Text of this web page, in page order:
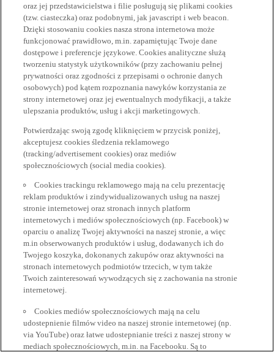
oraz jej przedstawicielstwa i filie posługują się plikami cookies
(tzw. ciasteczka) oraz podobnymi, jak javascript i web beacon.
Dzięki stosowaniu cookies nasza strona internetowa może
funkcjonować prawidłowo, m.in. zapamiętując Twoje dane
dostępowe i preferencje językowe. Cookies analityczne służą
tworzeniu statystyk użytkowników (przy zachowaniu pełnej
prywatności oraz zgodności z przepisami o ochronie danych
osobowych) pod kątem rozpoznania nawyków korzystania ze
strony internetowej oraz jej ewentualnych modyfikacji, a także
ulepszania produktów, usług i akcji marketingowych.
Potwierdzając swoją zgodę kliknięciem w przycisk poniżej,
akceptujesz cookies śledzenia reklamowego
(tracking/advertisement cookies) oraz mediów
społecznościowych (social media cookies).
Cookies trackingu reklamowego mają na celu prezentację
reklam produktów i zindywidualizowanych usług na naszej
stronie internetowej oraz stronach innych platform
internetowych i mediów społecznościowych (np. Facebook) w
oparciu o analizę Twojej aktywności na naszej stronie, a więc
m.in obserwowanych produktów i usług, dodawanych ich do
Twojego koszyka, dokonanych zakupów oraz aktywności na
stronach internetowych podmiotów trzecich, w tym także
Twoich zainteresowań wywodzących się z zachowania na stronie
internetowej.
Cookies mediów społecznościowych mają na celu
udostepnienie filmów video na naszej stronie internetowej (np.
via YouTube) oraz łatwe udostepnianie treści z naszej strony w
mediach społecznościowych, m.in. na Facebooku. Są to